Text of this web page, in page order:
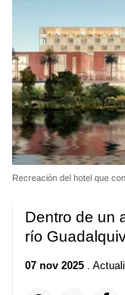
Recreación del hotel que
Dentro de un
río
07 nov 2025 .